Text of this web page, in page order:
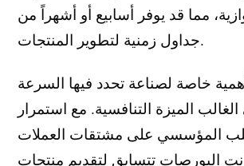
مما قد يوفر أسابيع أو أشهراً من
جداول زمنية لتطوير المنتجات.
خاصة لصناعة تحدد فيها السرعة
الميزة التنافسية. مع استمرار
المؤسسي على مشتقات العملات
البورصات تتسابق لتقديم منتجات